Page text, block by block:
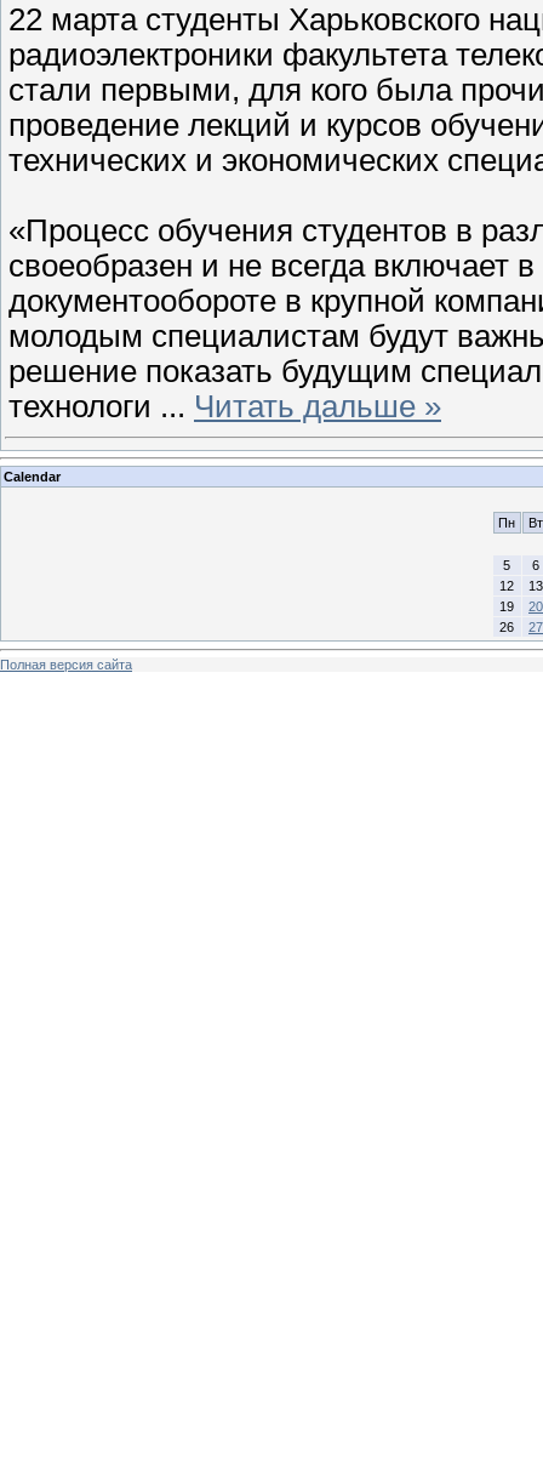
22 марта студенты Харьковского
радиоэлектроники факультета
стали первыми, для кого была
проведение лекций и курсов
технических и экономических
«Процесс обучения студентов в
своеобразен и не всегда
документообороте в крупной
молодым специалистам будут
решение показать будущим
технологи ... Читать дальше »
Calendar
Пн Вт
5
6
12
13
19
20
26
27
Полная версия сайта